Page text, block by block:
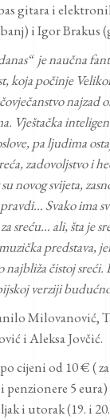
gitara i
i Igor Brakus
je naučna
koja počinje
najzad
Vještačka
pa ljudima
zadovoljstvo i
novog svijeta,
Svako ima
sreću… ali, šta je
predstava,
najbliža čistoj sreći.
verziji
Milovanović,
i Aleksa Jovčić.
cijeni od 10 € (
penzionere 5
i utorak (19. i